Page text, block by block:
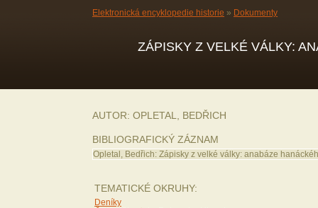
Elektronická encyklopedie historie » Dokumenty
ZÁPISKY Z VELKÉ VÁLKY:
AUTOR: OPLETAL, BEDŘICH
BIBLIOGRAFICKÝ ZÁZNAM
Opletal, Bedřich: Zápisky z velké války: anabáze
TEMATICKÉ OKRUHY:
Deníky